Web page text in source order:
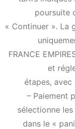
poursuite
« Continuer ». La
FRANCE
et
étapes,
– Paiement
sélectionne
dans le «